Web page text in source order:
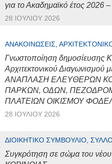
για το Ακαδημαϊκό έτος 2026
28 ΙΟΥΛΊΟΥ 2026
ΑΝΑΚΟΙΝΏΣΕΙΣ,
Γνωστοποίηση δημοσίευσης
Αρχιτεκτονικού
ΑΝΑΠΛΑΣΗ ΕΛΕΥΘΕΡΩΝ
ΠΑΡΚΩΝ, ΟΔΩΝ,
ΠΛΑΤΕΙΩΝ ΟΙΚΙΣΜΟΥ
28 ΙΟΥΛΊΟΥ 2026
ΔΙΟΙΚΗΤΙΚΌ ΣΥΜΒΟΎΛΙΟ,
Συγκρότηση σε σώμα του